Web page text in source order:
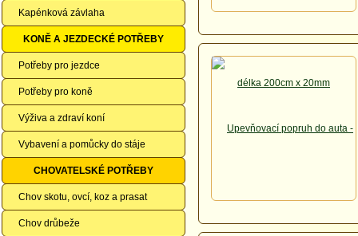
Kapénková závlaha
KONĚ A JEZDECKÉ POTŘEBY
Potřeby pro jezdce
Potřeby pro koně
Výživa a zdraví koní
Vybavení a pomůcky do stáje
CHOVATELSKÉ POTŘEBY
Chov skotu, ovcí, koz a prasat
Chov drůbeže